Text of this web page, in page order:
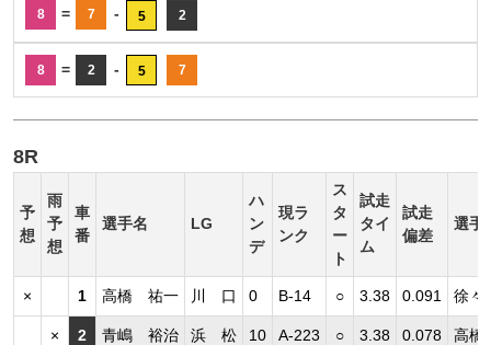
8 = 7 - 5 2
8 = 2 - 5 7
8R
予
想
雨
予
想
車
番
選手名 LG
ハ
ン
デ
現ラ
ンク
ス
タ
ー
ト
試走
タイ
ム
試走
偏差
選手
× 1 高橋 祐一 川 口 0 B-14 ○ 3.38 0.091 徐々
× 2 青嶋 裕治 浜 松 10 A-223 ○ 3.38 0.078 高橋